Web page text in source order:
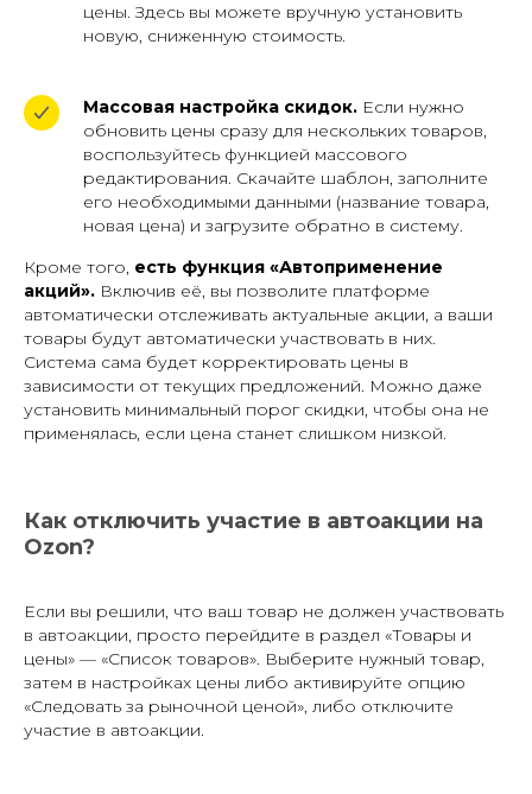
цены. Здесь вы можете вручную установить
новую, сниженную стоимость.
Массовая настройка скидок. Если нужно
обновить цены сразу для нескольких товаров,
воспользуйтесь функцией массового
редактирования. Скачайте шаблон, заполните
его необходимыми данными (название товара,
новая цена) и загрузите обратно в систему.
Кроме того, есть функция «Автоприменение
акций». Включив её, вы позволите платформе
автоматически отслеживать актуальные акции, а ваши
товары будут автоматически участвовать в них.
Система сама будет корректировать цены в
зависимости от текущих предложений. Можно даже
установить минимальный порог скидки, чтобы она не
применялась, если цена станет слишком низкой.
Как отключить участие в автоакции на
Ozon?
Если вы решили, что ваш товар не должен участвовать
в автоакции, просто перейдите в раздел «Товары и
цены» — «Список товаров». Выберите нужный товар,
затем в настройках цены либо активируйте опцию
«Следовать за рыночной ценой», либо отключите
участие в автоакции.